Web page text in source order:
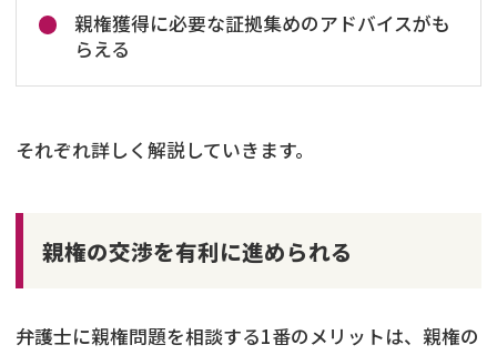
親権獲得に必要な証拠集めのアドバイスがも
らえる
それぞれ詳しく解説していきます。
親権の交渉を有利に進められる
弁護士に親権問題を相談する1番のメリットは、親権の